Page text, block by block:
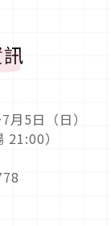
5日（日）
）